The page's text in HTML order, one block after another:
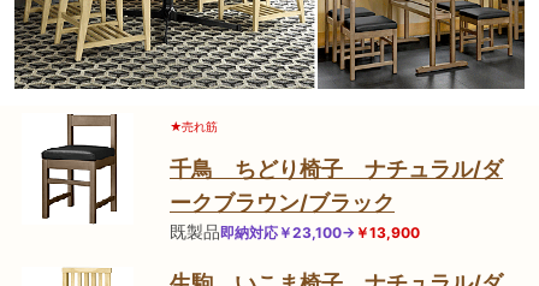
★売れ筋
千鳥 ちどり椅子 ナチュラル/ダ
ークブラウン/ブラック
既製品即納対応￥23,100→ ￥13,900